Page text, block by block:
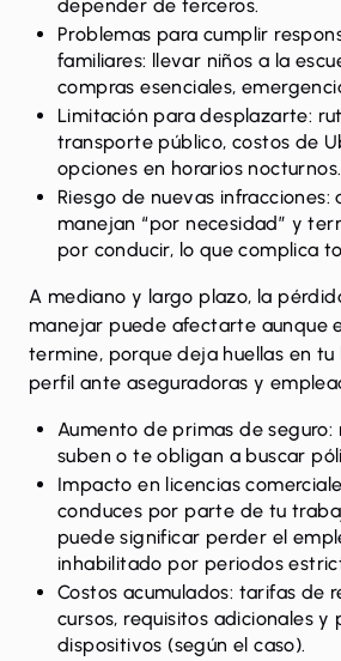
depender de terceros.
Problemas para cumplir
familiares: llevar niños a la
compras esenciales,
Limitación para desplazarte:
transporte público, costos de
opciones en horarios nocturnos.
Riesgo de nuevas infracciones:
manejan “por necesidad” y
por conducir, lo que complica
A mediano y largo plazo, la
manejar puede afectarte aunque
termine, porque deja huellas en
perfil ante aseguradoras y
Aumento de primas de
suben o te obligan a buscar
Impacto en licencias
conduces por parte de tu
puede significar perder el
inhabilitado por periodos
Costos acumulados: tarifas de
cursos, requisitos adicionales y
dispositivos (según el caso).